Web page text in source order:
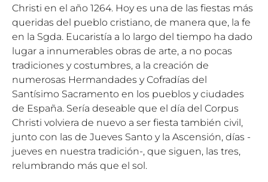
Christi en el año 1264. Hoy es una de las fiestas más
queridas del pueblo cristiano, de manera que, la fe
en la Sgda. Eucaristía a lo largo del tiempo ha dado
lugar a innumerables obras de arte, a no pocas
tradiciones y costumbres, a la creación de
numerosas Hermandades y Cofradías del
Santísimo Sacramento en los pueblos y ciudades
de España. Sería deseable que el día del Corpus
Christi volviera de nuevo a ser fiesta también civil,
junto con las de Jueves Santo y la Ascensión, días -
jueves en nuestra tradición-, que siguen, las tres,
relumbrando más que el sol.